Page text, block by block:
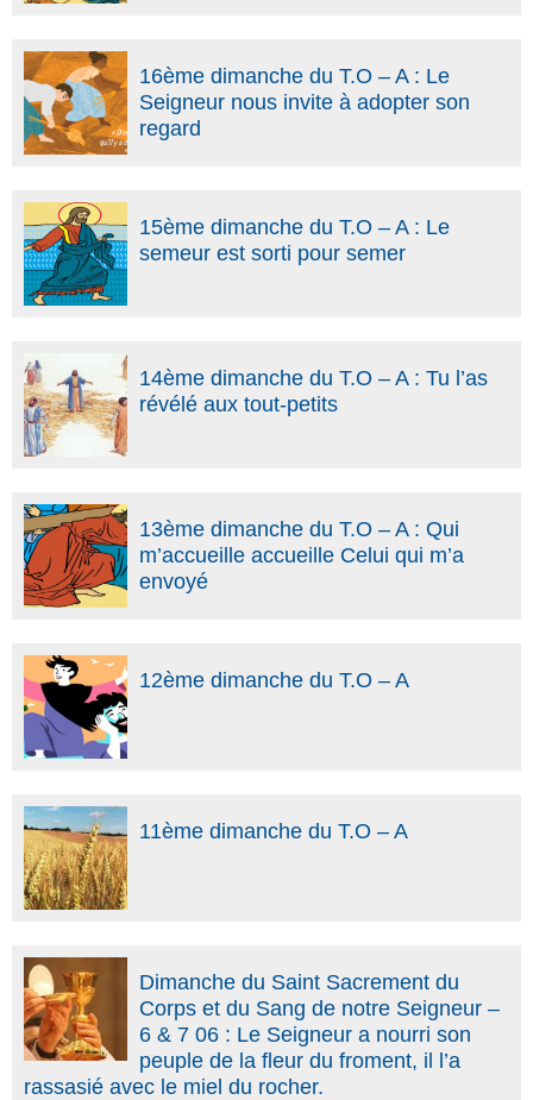
16ème dimanche du T.O – A : Le
Seigneur nous invite à adopter son
regard
15ème dimanche du T.O – A : Le
semeur est sorti pour semer
14ème dimanche du T.O – A : Tu l’as
révélé aux tout-petits
13ème dimanche du T.O – A : Qui
m’accueille accueille Celui qui m’a
envoyé
12ème dimanche du T.O – A
11ème dimanche du T.O – A
Dimanche du Saint Sacrement du
Corps et du Sang de notre Seigneur –
6 & 7 06 : Le Seigneur a nourri son
peuple de la fleur du froment, il l’a
rassasié avec le miel du rocher.